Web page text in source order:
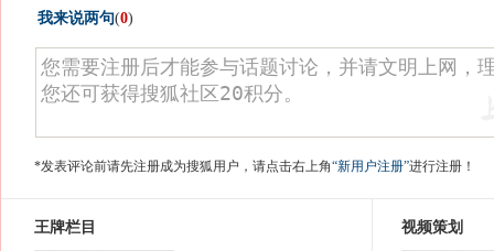
我来说两句(0)
*发表评论前请先注册成为搜狐用户，请点击右上角“新用户注册”进行注册！
王牌栏目 视频策划